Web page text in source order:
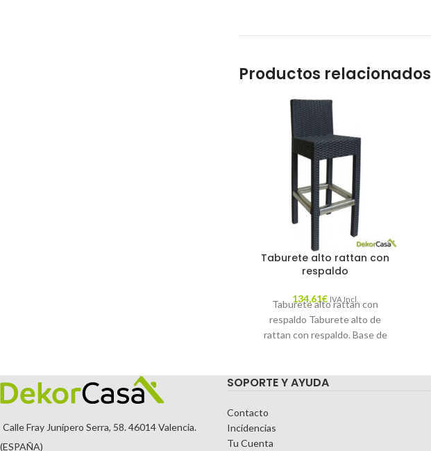
Productos relacionados
Taburete alto rattan con
respaldo
134,61€ IVA Incl.
Taburete alto rattan con
respaldo Taburete alto de
rattan con respaldo. Base de
Calle Fray Junípero Serra, 58. 46014 Valencia.
(ESPAÑA)
SOPORTE Y AYUDA
Contacto
Incidencias
Tu Cuenta